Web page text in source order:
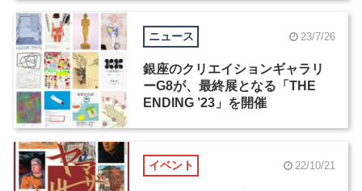
ニュース 23/7/26
銀座のクリエイションギャラリ
ーG8が、最終展となる「THE
ENDING ’23」を開催
イベント 22/10/21